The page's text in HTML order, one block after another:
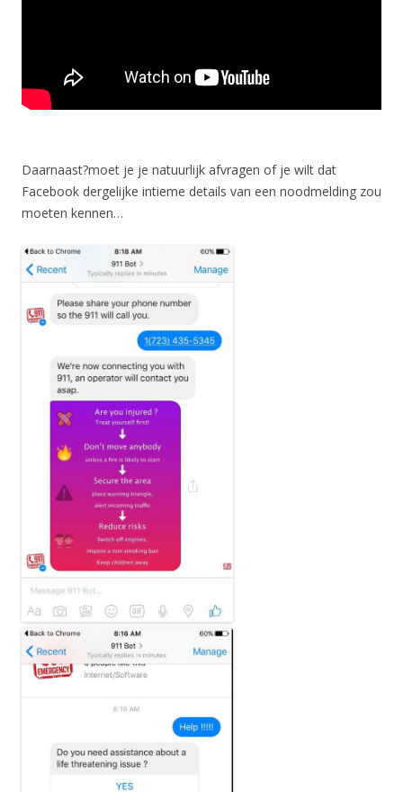
Daarnaast?moet je je natuurlijk afvragen of je wilt dat
Facebook dergelijke intieme details van een noodmelding zou
moeten kennen…